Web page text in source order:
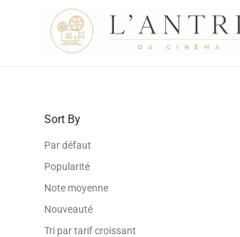
Sort By
Par défaut
Popularité
Note moyenne
Nouveauté
Tri par tarif croissant